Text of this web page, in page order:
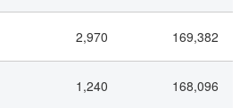
2,970 169,382
1,240 168,096